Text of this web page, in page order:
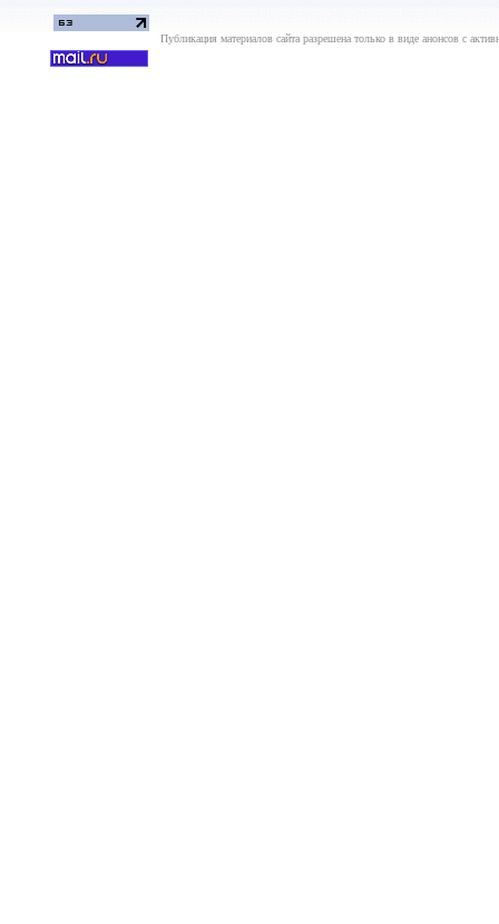
Публикация материалов сайта разрешена только в виде анонсов с